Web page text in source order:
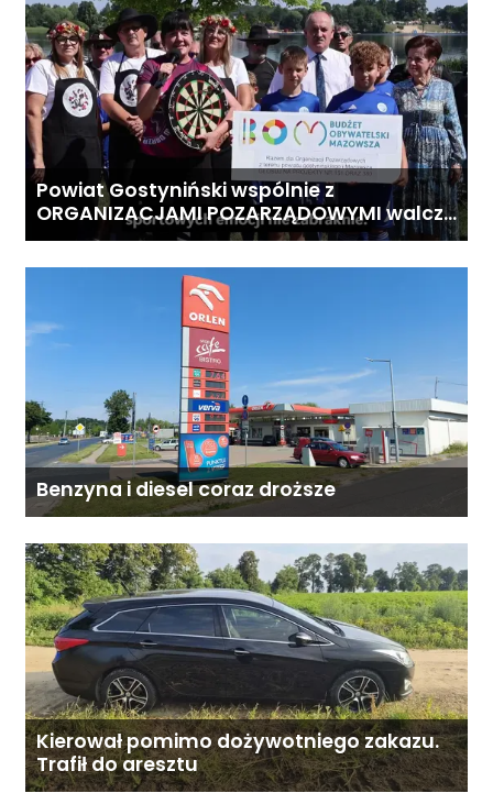
Powiat Gostyniński wspólnie z
ORGANIZACJAMI POZARZĄDOWYMI walczą
o środki z Budżetu Obywatelskiego
Benzyna i diesel coraz droższe
Kierował pomimo dożywotniego zakazu.
Trafił do aresztu